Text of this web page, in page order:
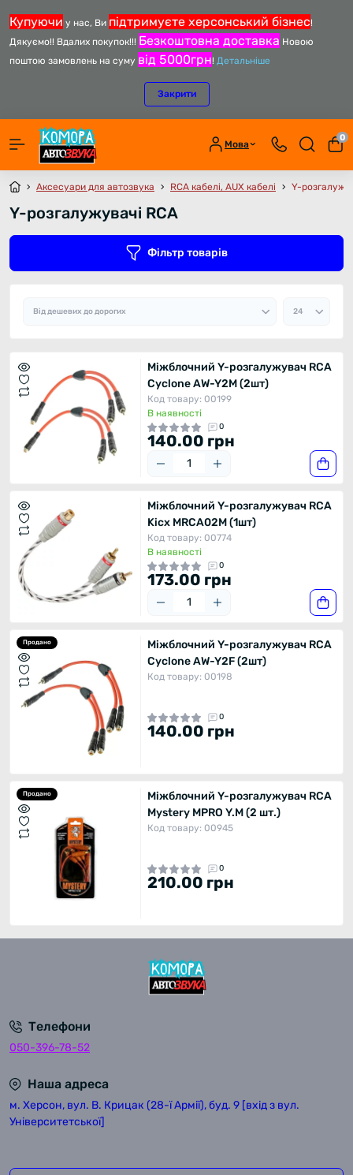
Купуючи у нас, Ви підтримуєте херсонський бізнес!
Дякуємо!! Вдалих покупок!!! Безкоштовна доставка Новою
поштою замовлень на суму від 5000грн! Детальніше
Закрити
Мова
0
Аксесуари для автозвука RCA кабелі, AUX кабелі Y-
Y-розгалужувачі RCA
Фільтр товарів
Міжблочний Y-розгалужувач RCA
Cyclone AW-Y2M (2шт)
Код товару: 00199
В наявності
0
140.00 грн
Міжблочний Y-розгалужувач RCA
Kicx MRCA02M (1шт)
Код товару: 00774
В наявності
0
173.00 грн
Продано
Міжблочний Y-розгалужувач RCA
Cyclone AW-Y2F (2шт)
Код товару: 00198
0
140.00 грн
Продано
Міжблочний Y-розгалужувач RCA
Mystery MPRO Y.M (2 шт.)
Код товару: 00945
0
210.00 грн
Телефони
050-396-78-52
Наша адреса
м. Херсон, вул. В. Крицак (28-ї Армії), буд. 9 [вхід з вул.
Університетської]